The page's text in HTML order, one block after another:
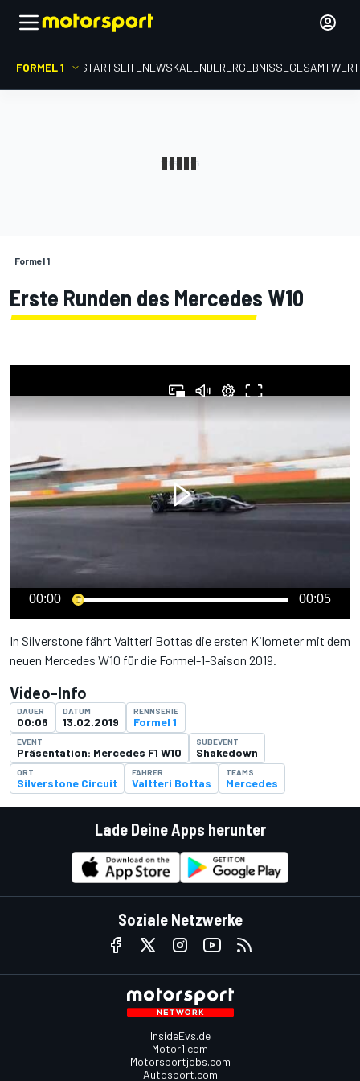
FORMEL 1 STARTSEITENEWSKALENDERERGEBNISSE
Formel 1
Erste Runden des Mercedes W10
00:00 00:05
In Silverstone fährt Valtteri Bottas die ersten Kilometer mit dem
neuen Mercedes W10 für die Formel-1-Saison 2019.
Video-Info
DAUER
00:06
DATUM
13.02.2019
RENNSERIE
Formel 1
EVENT
Präsentation: Mercedes F1 W10
SUBEVENT
Shakedown
ORT
Silverstone Circuit
FAHRER
Valtteri Bottas
TEAMS
Mercedes
Lade Deine Apps herunter
Soziale Netzwerke
InsideEvs.de
Motor1.com
Motorsportjobs.com
Autosport.com